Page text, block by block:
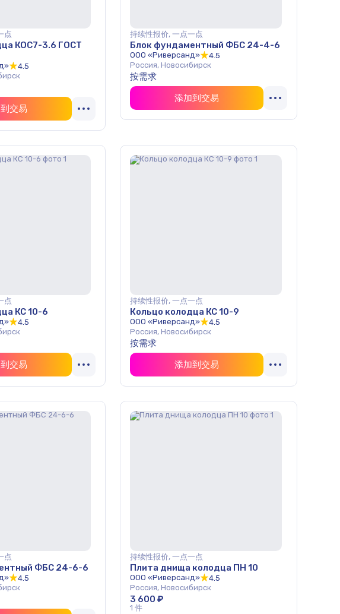
点
КОС7-3.6 ГОСТ
4.5
交易
持续性报价, 一点一点
Блок фундаментный ФБС 24-4-6
ООО «Риверсанд»
4.5
Россия, Новосибирск
按需求
添加到交易
点
КС 10-6
4.5
交易
持续性报价, 一点一点
Кольцо колодца КС 10-9
ООО «Риверсанд»
4.5
Россия, Новосибирск
按需求
添加到交易
点
ФБС 24-6-6
4.5
持续性报价, 一点一点
Плита днища колодца ПН 10
ООО «Риверсанд»
4.5
Россия, Новосибирск
3 600 ₽
1 件